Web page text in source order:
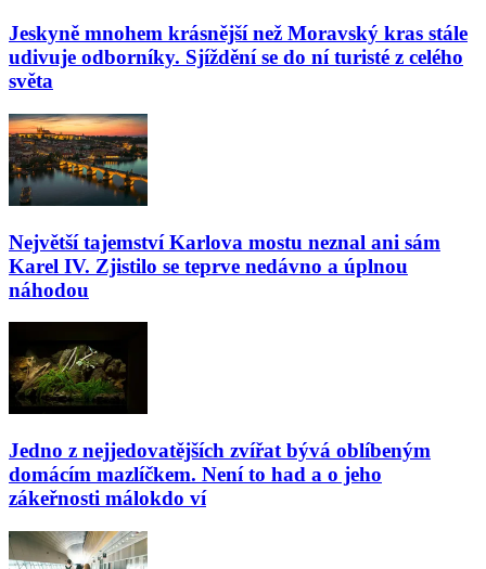
Jeskyně mnohem krásnější než Moravský kras stále
udivuje odborníky. Sjíždění se do ní turisté z celého
světa
Největší tajemství Karlova mostu neznal ani sám
Karel IV. Zjistilo se teprve nedávno a úplnou
náhodou
Jedno z nejjedovatějších zvířat bývá oblíbeným
domácím mazlíčkem. Není to had a o jeho
zákeřnosti málokdo ví